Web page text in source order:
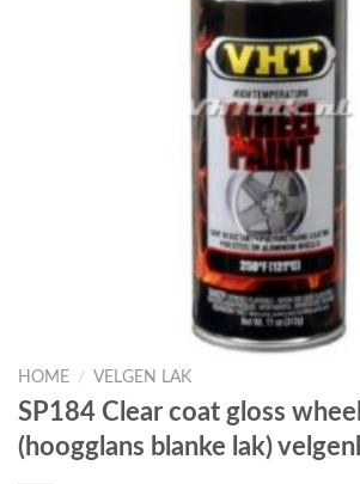
HOME / VELGEN LAK
SP184 Clear coat gloss
(hoogglans blanke lak)